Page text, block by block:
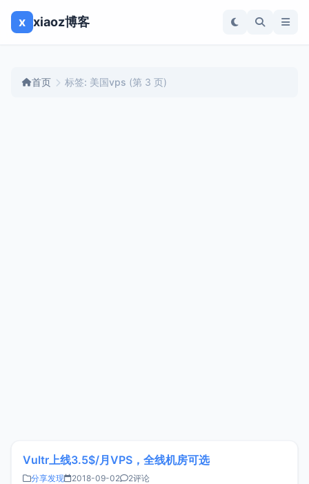
x xiaoz博客
首页 标签: 美国vps (第 3 页)
Vultr上线3.5$/月VPS，全线机房可选
分享发现 2018-09-02 2评论